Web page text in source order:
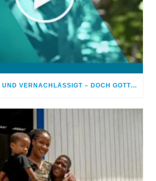
MISSHANDELT UND VERNACHLÄSSIGT – DOCH GOTT HEILTE MEINE WUNDEN